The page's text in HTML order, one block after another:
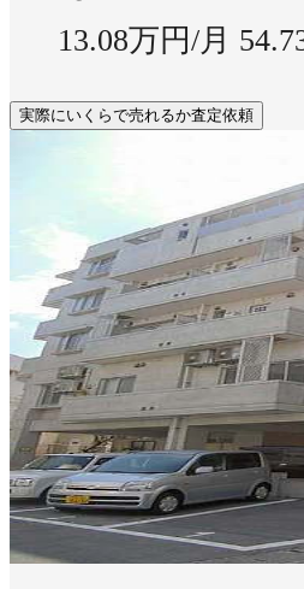
13.08万円/月
実際にいくらで売れるか査定依頼